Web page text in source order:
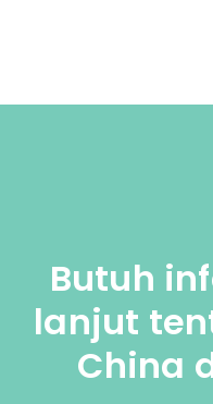
Butuh
lanjut
China